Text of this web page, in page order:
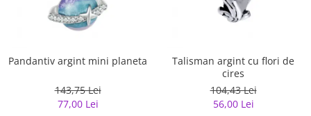
Pandantiv argint mini planeta
143,75 Lei
77,00 Lei
Talisman argint cu flori de
cires
104,43 Lei
56,00 Lei